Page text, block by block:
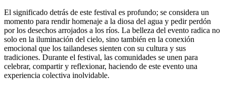
El significado detrás de este festival es profundo; se considera un
momento para rendir homenaje a la diosa del agua y pedir perdón
por los desechos arrojados a los ríos. La belleza del evento radica no
solo en la iluminación del cielo, sino también en la conexión
emocional que los tailandeses sienten con su cultura y sus
tradiciones. Durante el festival, las comunidades se unen para
celebrar, compartir y reflexionar, haciendo de este evento una
experiencia colectiva inolvidable.